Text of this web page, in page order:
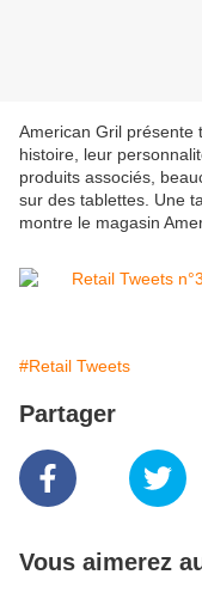
American Gril présente
histoire, leur
produits associés,
sur des tablettes. Une
montre le magasin
#Retail Tweets
Partager
Vous aimerez